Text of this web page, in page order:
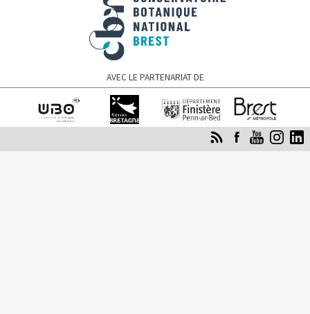
AVEC LE PARTENARIAT DE
Université de
Bretagne occidentale
Région Bretagne Finistère Brest Métropole